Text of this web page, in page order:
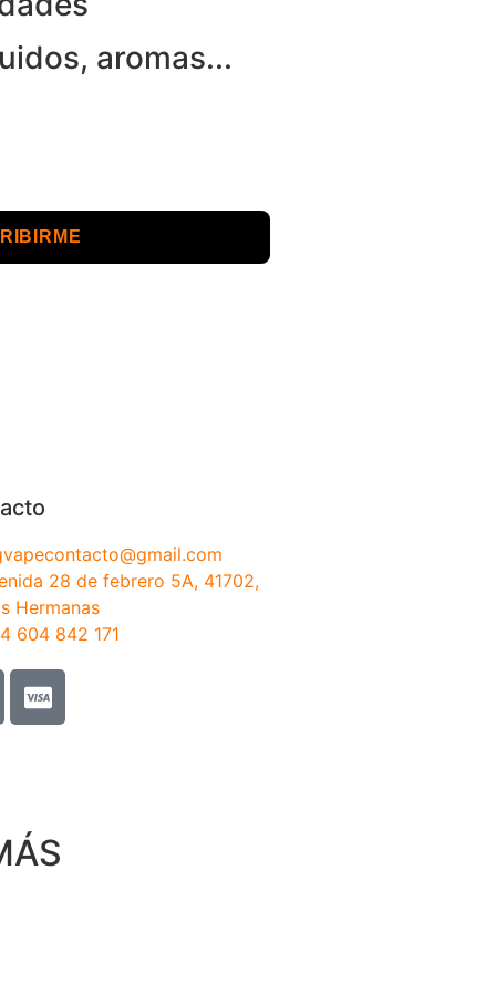
aromas...
28 de febrero 5A, 41702,
Hermanas
604 842 171